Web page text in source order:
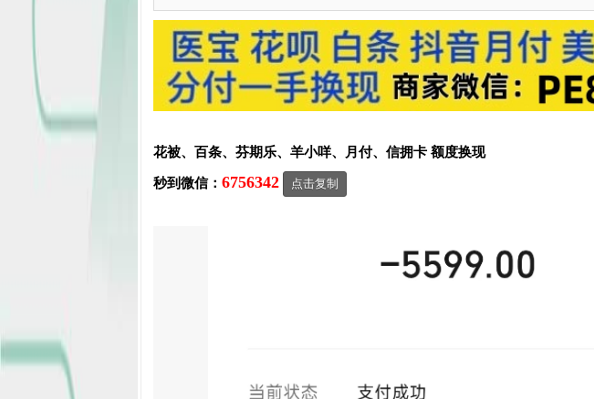
花被、百条、芬期乐、羊小咩、月付、信拥卡 额度换现
秒到微信： 6756342 点击复制